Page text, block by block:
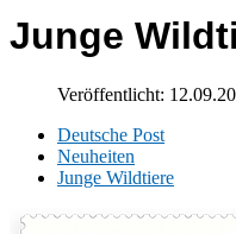
Junge
Veröffentlicht:
Deutsche Post
Neuheiten
Junge Wildtiere